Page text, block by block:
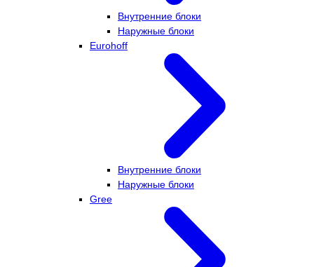
Внутренние блоки
Наружные блоки
Eurohoff
Внутренние блоки
Наружные блоки
Gree